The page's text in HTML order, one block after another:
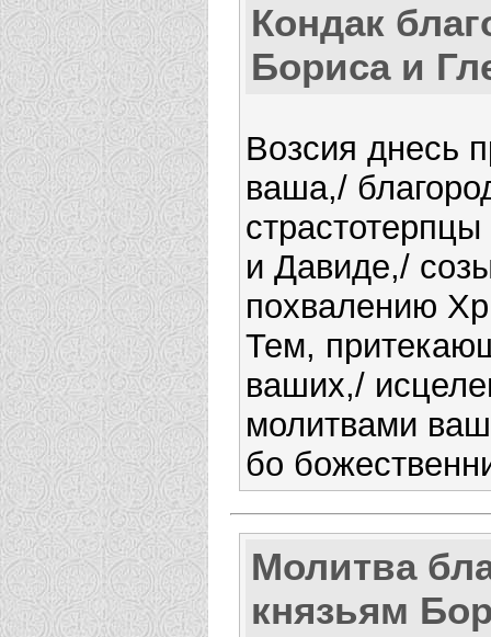
Кондак
Бориса и
Возсия днесь
ваша,/
и Давиде,/
похвалению
Тем,
ваших,/
молитвами
бо
Молитва
князьям